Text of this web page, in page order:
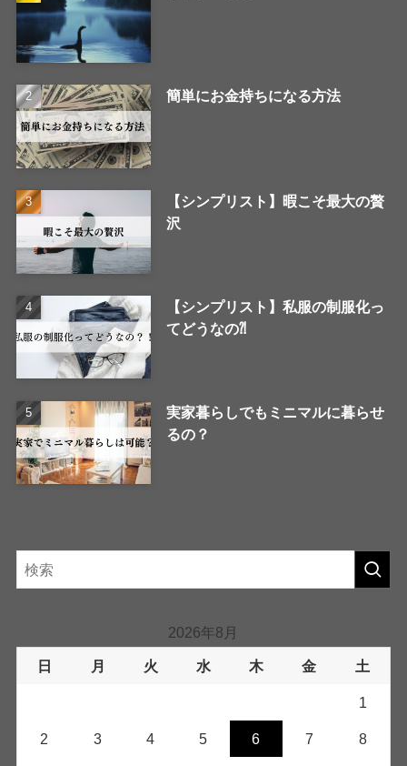
簡単にお金持ちになる方法
【シンプリスト】暇こそ最大の贅
沢
【シンプリスト】私服の制服化っ
てどうなの⁈
実家暮らしでもミニマルに暮らせ
るの？
2026年8月
日 月 火 水 木 金 土
1
2 3 4 5 6 7 8